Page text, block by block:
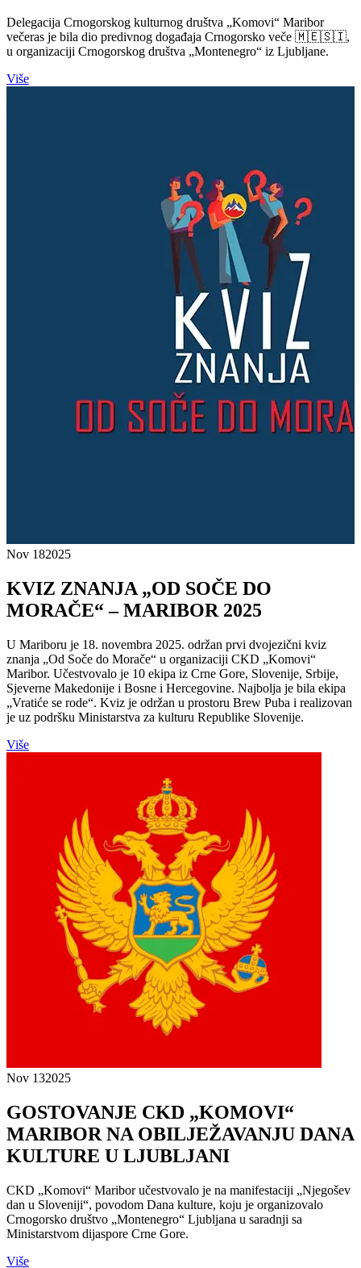
Delegacija Crnogorskog kulturnog društva „Komovi“ Maribor
večeras je bila dio predivnog događaja Crnogorsko veče 🇲🇪🇸🇮,
u organizaciji Crnogorskog društva „Montenegro“ iz Ljubljane.
Više
Nov 182025
KVIZ ZNANJA „OD SOČE DO
MORAČE“ – MARIBOR 2025
U Mariboru je 18. novembra 2025. održan prvi dvojezični kviz
znanja „Od Soče do Morače“ u organizaciji CKD „Komovi“
Maribor. Učestvovalo je 10 ekipa iz Crne Gore, Slovenije, Srbije,
Sjeverne Makedonije i Bosne i Hercegovine. Najbolja je bila ekipa
„Vratiće se rode“. Kviz je održan u prostoru Brew Puba i realizovan
je uz podršku Ministarstva za kulturu Republike Slovenije.
Više
Nov 132025
GOSTOVANJE CKD „KOMOVI“
MARIBOR NA OBILJEŽAVANJU DANA
KULTURE U LJUBLJANI
CKD „Komovi“ Maribor učestvovalo je na manifestaciji „Njegošev
dan u Sloveniji“, povodom Dana kulture, koju je organizovalo
Crnogorsko društvo „Montenegro“ Ljubljana u saradnji sa
Ministarstvom dijaspore Crne Gore.
Više